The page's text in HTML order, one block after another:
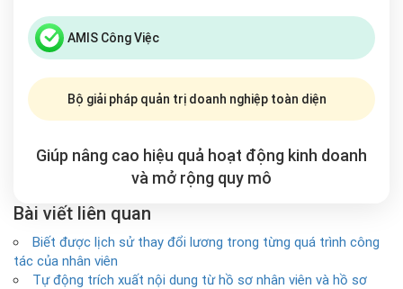
AMIS Công Việc
Bộ giải pháp quản trị doanh nghiệp toàn diện
Giúp nâng cao hiệu quả hoạt động kinh doanh
và mở rộng quy mô
Bài viết liên quan
Biết được lịch sử thay đổi lương trong từng quá trình công
tác của nhân viên
Tự động trích xuất nội dung từ hồ sơ nhân viên và hồ sơ